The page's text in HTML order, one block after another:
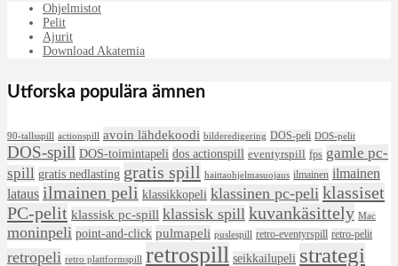
Ohjelmistot
Pelit
Ajurit
Download Akatemia
Utforska populära ämnen
90-tallsspill actionspill avoin lähdekoodi bilderedigering DOS-peli DOS-pelit
DOS-spill DOS-toimintapeli dos actionspill eventyrspill fps gamle pc-
spill gratis nedlasting gratis spill haittaohjelmasuojaus ilmainen ilmainen
lataus ilmainen peli klassikkopeli klassinen pc-peli klassiset
PC-pelit klassisk pc-spill klassisk spill kuvankäsittely Mac
moninpeli point-and-click pulmapeli puslespill retro-eventyrspill retro-pelit
retropeli retro plattformspill retrospill seikkailupeli strategi